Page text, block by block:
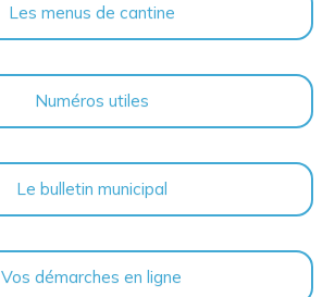
Les menus de cantine
Numéros utiles
Le bulletin municipal
Vos démarches en ligne